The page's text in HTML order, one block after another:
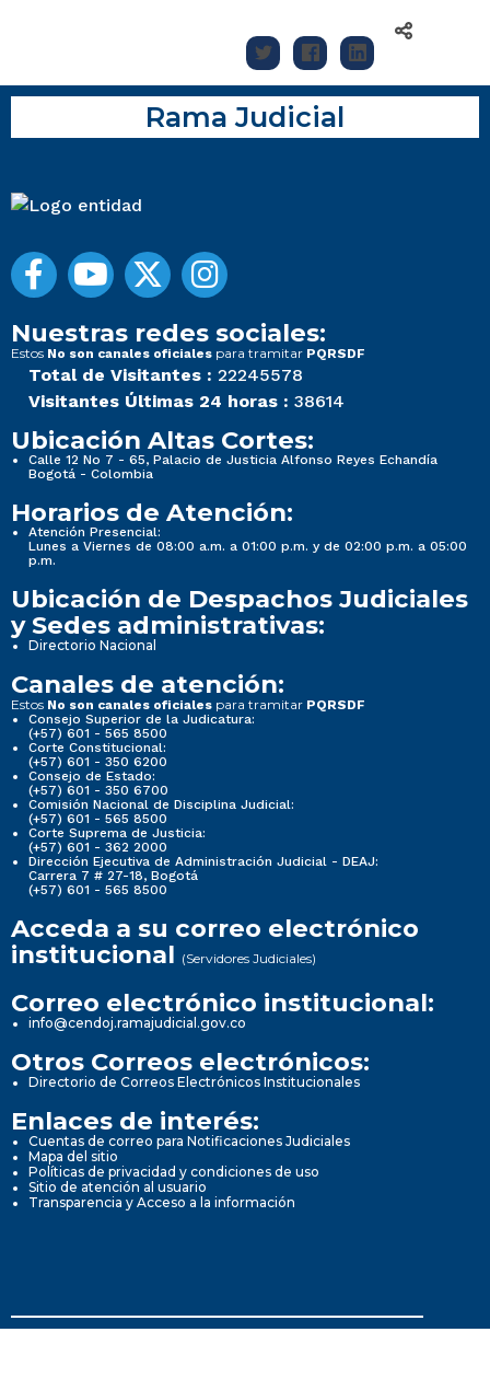
Rama Judicial
Nuestras redes sociales:
Estos No son canales oficiales para tramitar PQRSDF
Total de Visitantes : 22245578
Visitantes Últimas 24 horas : 38614
Ubicación Altas Cortes:
Calle 12 No 7 - 65, Palacio de Justicia Alfonso Reyes Echandía
Bogotá - Colombia
Horarios de Atención:
Atención Presencial:
Lunes a Viernes de 08:00 a.m. a 01:00 p.m. y de 02:00 p.m. a 05:00
p.m.
Ubicación de Despachos Judiciales
y Sedes administrativas:
Directorio Nacional
Canales de atención:
Estos No son canales oficiales para tramitar PQRSDF
Consejo Superior de la Judicatura:
(+57) 601 - 565 8500
Corte Constitucional:
(+57) 601 - 350 6200
Consejo de Estado:
(+57) 601 - 350 6700
Comisión Nacional de Disciplina Judicial:
(+57) 601 - 565 8500
Corte Suprema de Justicia:
(+57) 601 - 362 2000
Dirección Ejecutiva de Administración Judicial - DEAJ:
Carrera 7 # 27-18, Bogotá
(+57) 601 - 565 8500
Acceda a su correo electrónico
institucional (Servidores Judiciales)
Correo electrónico institucional:
info@cendoj.ramajudicial.gov.co
Otros Correos electrónicos:
Directorio de Correos Electrónicos Institucionales
Enlaces de interés:
Cuentas de correo para Notificaciones Judiciales
Mapa del sitio
Políticas de privacidad y condiciones de uso
Sitio de atención al usuario
Transparencia y Acceso a la información